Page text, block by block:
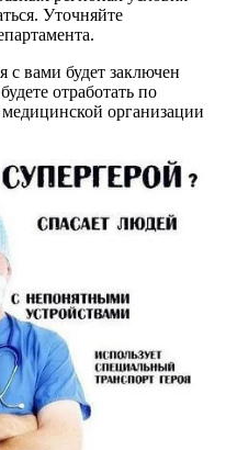
Уточняйте
с вами будет заключен
отработать по
организации